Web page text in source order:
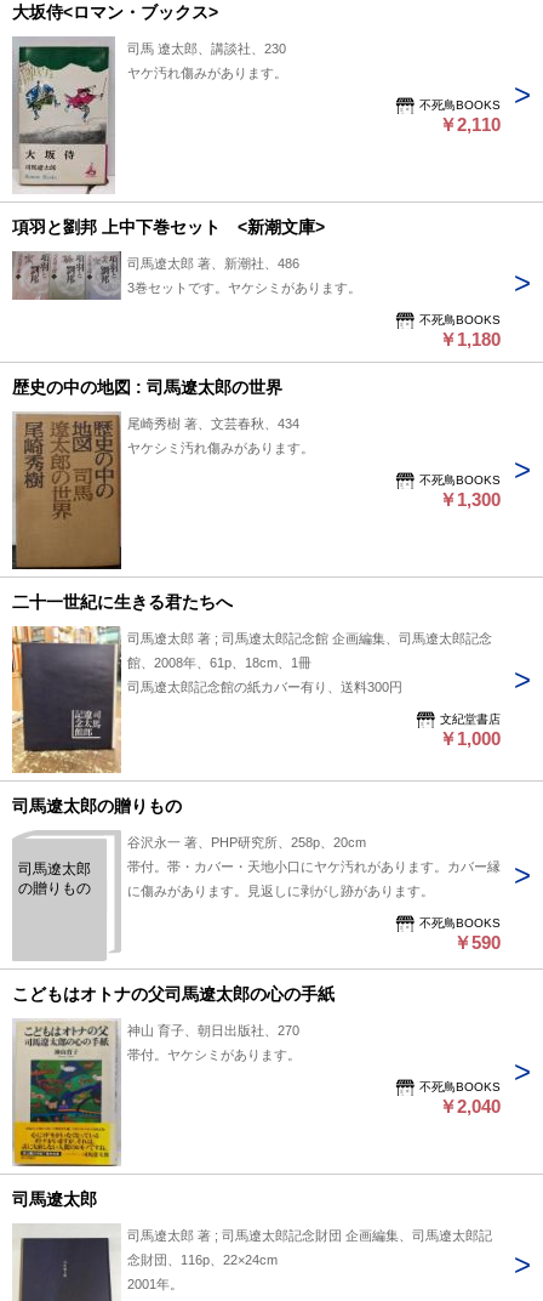
大坂侍<ロマン・ブックス>
司馬 遼太郎、講談社、230
ヤケ汚れ傷みがあります。
不死鳥BOOKS
￥2,110
項羽と劉邦 上中下巻セット <新潮文庫>
司馬遼太郎 著、新潮社、486
3巻セットです。ヤケシミがあります。
不死鳥BOOKS
￥1,180
歴史の中の地図 : 司馬遼太郎の世界
尾崎秀樹 著、文芸春秋、434
ヤケシミ汚れ傷みがあります。
不死鳥BOOKS
￥1,300
二十一世紀に生きる君たちへ
司馬遼太郎 著 ; 司馬遼太郎記念館 企画編集、司馬遼太郎記念
館、2008年、61p、18cm、1冊
司馬遼太郎記念館の紙カバー有り、送料300円
文紀堂書店
￥1,000
司馬遼太郎の贈りもの
司馬遼太郎
の贈りもの
谷沢永一 著、PHP研究所、258p、20cm
帯付。帯・カバー・天地小口にヤケ汚れがあります。カバー縁
に傷みがあります。見返しに剥がし跡があります。
不死鳥BOOKS
￥590
こどもはオトナの父司馬遼太郎の心の手紙
神山 育子、朝日出版社、270
帯付。ヤケシミがあります。
不死鳥BOOKS
￥2,040
司馬遼太郎
司馬遼太郎 著 ; 司馬遼太郎記念財団 企画編集、司馬遼太郎記
念財団、116p、22×24cm
2001年。